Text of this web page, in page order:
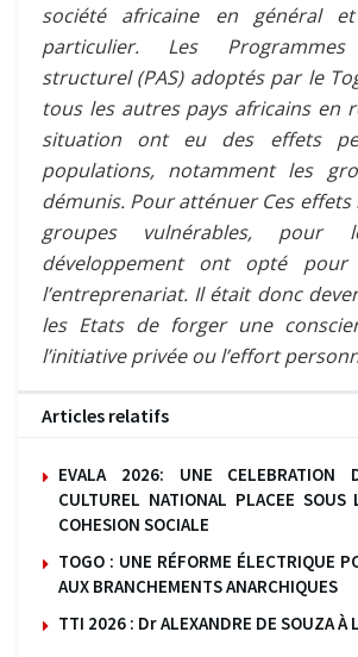
société africaine en général
particulier. Les Programmes
structurel (PAS) adoptés par le
tous les autres pays africains en
situation ont eu des effets
populations, notamment les
démunis. Pour atténuer Ces effets
groupes vulnérables, pour
développement ont opté
l’entreprenariat. Il était donc
les Etats de forger une
l’initiative privée ou l’effort
Articles relatifs
EVALA 2026: UNE CELEBRATION
CULTUREL NATIONAL PLACEE
COHESION SOCIALE
TOGO : UNE RÉFORME ÉLECTRIQUE
AUX BRANCHEMENTS ANARCHIQUES
TTI 2026 : Dr ALEXANDRE DE SOUZA À